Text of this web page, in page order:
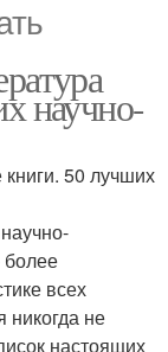
научно-
50 лучших
более
всех
никогда не
настоящих